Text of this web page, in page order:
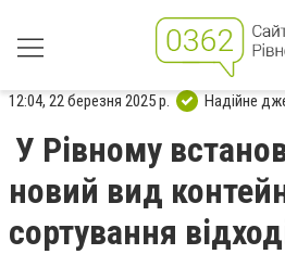
12:04, 22 березня 2025 р. Надійне
У Рівному
новий вид
сортування